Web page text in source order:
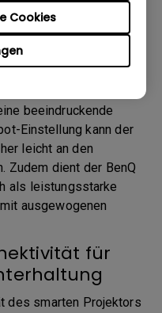
Cookies
Full-Range-
Richtungen
beeindruckende
Einstellung kann der
leicht an den
Zudem dient der BenQ
als leistungsstarke
ausgewogenen
für
des smarten Projektors